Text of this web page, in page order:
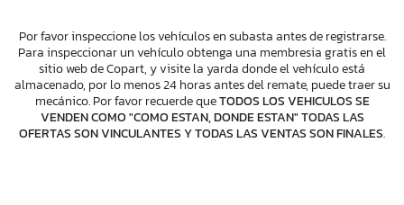
Por favor inspeccione los vehículos en subasta antes de registrarse.
Para inspeccionar un vehículo obtenga una membresia gratis en el
sitio web de Copart, y visite la yarda donde el vehículo está
almacenado, por lo menos 24 horas antes del remate, puede traer su
mecánico. Por favor recuerde queTODOS LOS VEHICULOS SE
VENDEN COMO "COMO ESTAN, DONDE ESTAN" TODAS LAS
OFERTAS SON VINCULANTES Y TODAS LAS VENTAS SON FINALES.